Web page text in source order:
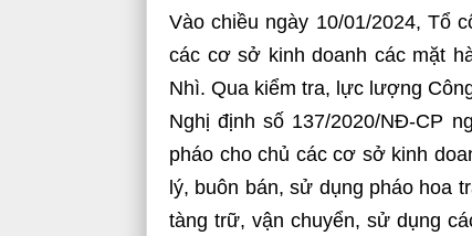
Vào chiều ngày 10/01/2024, Tổ
các cơ sở kinh doanh các mặt
Nhì. Qua kiểm tra, lực lượng
Nghị định số 137/2020/NĐ-CP
pháo cho chủ các cơ sở kinh
lý, buôn bán, sử dụng pháo hoa
tàng trữ, vận chuyển, sử dụng